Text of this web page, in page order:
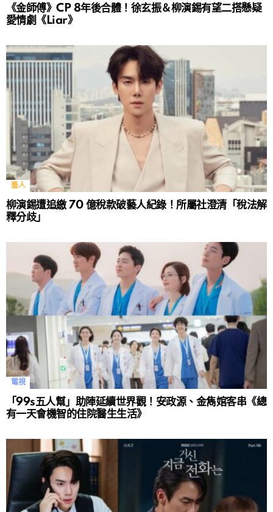
《金師傅》CP 8年後合體！徐玄振＆柳演錫有望二搭懸疑
愛情劇《Liar》
藝人
柳演錫遭追繳 70 億稅款破藝人紀錄！所屬社澄清「稅法解
釋分歧」
電視
「99s五人幫」助陣延續世界觀！安政源、金雋婠客串《總
有一天會機智的住院醫生生活》